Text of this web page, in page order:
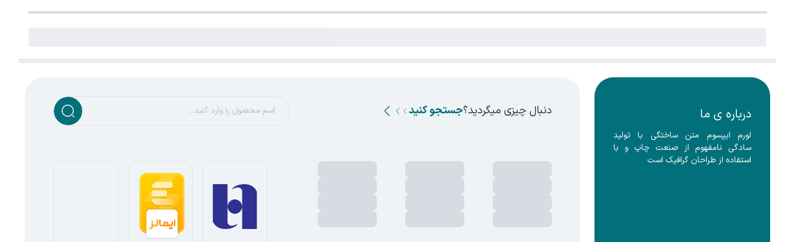
درباره ی ما
استفاده از طراحان گرافیک است
دنبال چیزی میگردید؟جستجو کنید